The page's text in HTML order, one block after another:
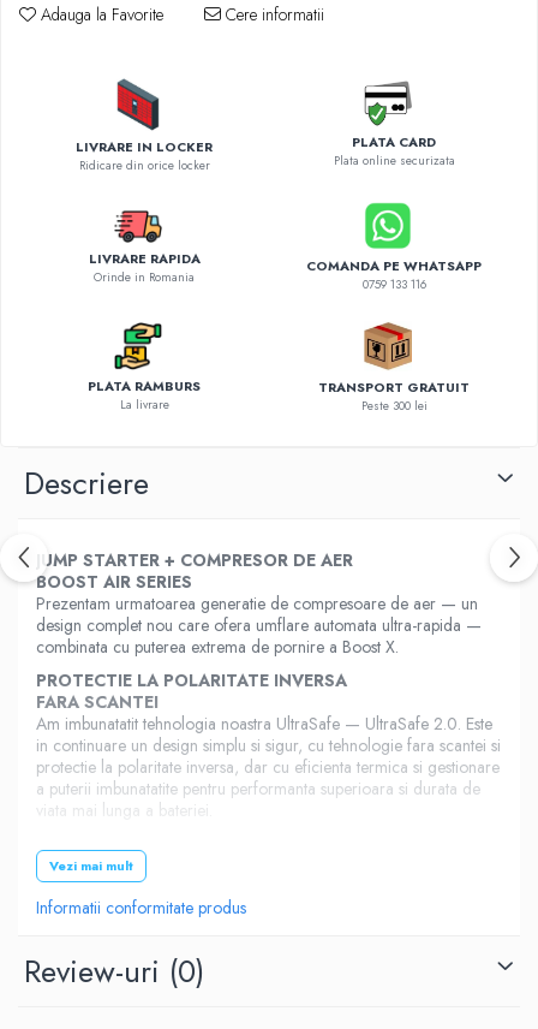
Invertoare Auto
Aparate de spalat cu presiune
Adauga la Favorite Cere informatii
LIVRARE IN LOCKER
Ridicare din orice locker
PLATA CARD
Plata online securizata
LIVRARE RAPIDA
Orinde in Romania
COMANDA PE WHATSAPP
0759 133 116
PLATA RAMBURS
La livrare
TRANSPORT GRATUIT
Peste 300 lei
Descriere
JUMP STARTER + COMPRESOR DE AER
BOOST AIR SERIES
Prezentam urmatoarea generatie de compresoare de aer — un
design complet nou care ofera umflare automata ultra-rapida —
combinata cu puterea extrema de pornire a Boost X.
PROTECTIE LA POLARITATE INVERSA
FARA SCANTEI
Am imbunatatit tehnologia noastra UltraSafe — UltraSafe 2.0. Este
in continuare un design simplu si sigur, cu tehnologie fara scantei si
protectie la polaritate inversa, dar cu eficienta termica si gestionare
a puterii imbunatatite pentru performanta superioara si durata de
viata mai lunga a bateriei.
INCARCA DISPOZITIVELE
Alimenteaza totul. Cu USB-C Power Delivery, ai puterea de a
incarca aproape orice. Banca de energie interna ofera 60 de watti
gadgeturi si altele.
Vezi mai mult
Informatii conformitate produs
Review-uri (0)